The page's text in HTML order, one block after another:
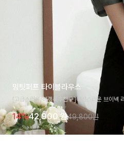
밍팃퍼프 타이블라우스
[고급스러움/하객룩추천💎]여성스러운 브이넥
라우스 🤍 여유로운 7부 소매로 편안하게 착용
기 좋은 아이템이에요
14%42,900원49,800원